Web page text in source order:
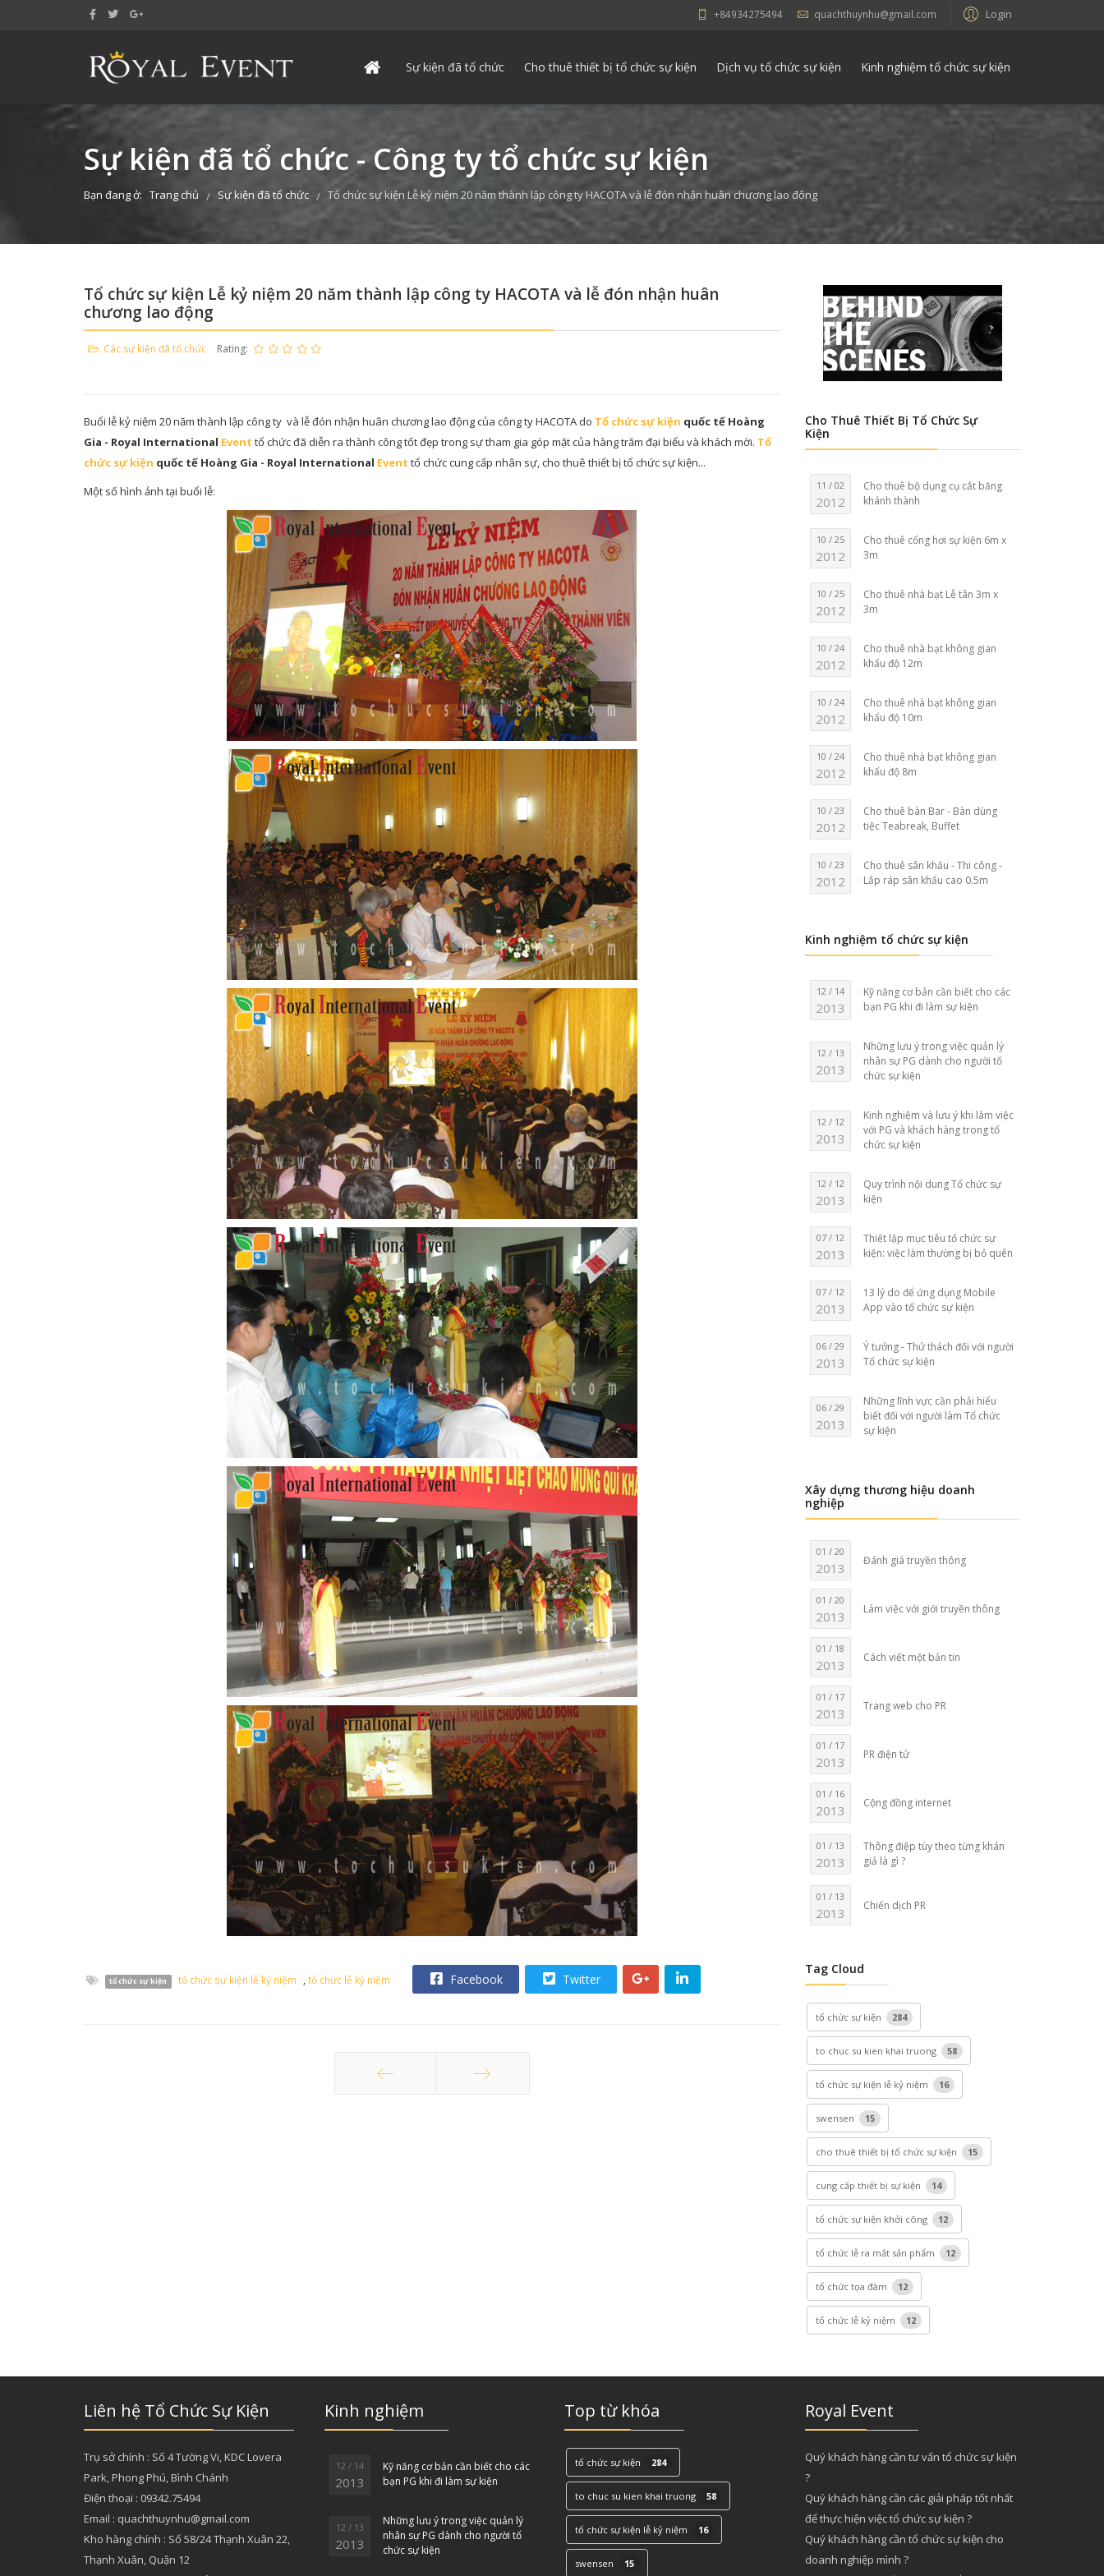
Login
+84934275494 quachthuynhu@gmail.com
Sự kiện đã tổ chức Cho thuê thiết bị tổ chức sự kiện Dịch vụ tổ chức sự kiện Kinh nghiệm tổ chức sự kiện
Sự kiện đã tổ chức - Công ty tổ chức sự kiện
Bạn đang ở: Trang chủ / Sự kiện đã tổ chức / Tổ chức sự kiện Lễ kỷ niệm 20 năm thành lập công ty HACOTA và lễ đón nhận huân chương lao động
Tổ chức sự kiện Lễ kỷ niệm 20 năm thành lập công ty HACOTA và lễ đón nhận huân
chương lao động
Các sự kiện đã tổ chức Rating:
Buổi lễ kỷ niệm 20 năm thành lập công ty và lễ đón nhận huân chương lao động của công ty HACOTA do Tổ chức sự kiện quốc tế Hoàng
Gia - Royal International Event tổ chức đã diễn ra thành công tốt đẹp trong sự tham gia góp mặt của hàng trăm đại biểu và khách mời. Tổ
chức sự kiện quốc tế Hoàng Gia - Royal International Event tổ chức cung cấp nhân sự, cho thuê thiết bị tổ chức sự kiện...
Một số hình ảnh tại buổi lễ:
tổ chức sự kiện tổ chức sự kiện lễ kỷ niệm tổ chức lễ kỷ niệm Facebook Twitter
Cho Thuê Thiết Bị Tổ Chức Sự
Kiện
11 / 02
2012
Cho thuê bộ dụng cụ cắt băng
khánh thành
10 / 25
2012
Cho thuê cổng hơi sự kiện 6m x
3m
10 / 25
2012
Cho thuê nhà bạt Lễ tân 3m x
3m
10 / 24
2012
Cho thuê nhà bạt không gian
khẩu độ 12m
10 / 24
2012
Cho thuê nhà bạt không gian
khẩu độ 10m
10 / 24
2012
Cho thuê nhà bạt không gian
khẩu độ 8m
10 / 23
2012
Cho thuê bàn Bar - Bàn dùng
tiệc Teabreak, Buffet
10 / 23
2012
Cho thuê sân khấu - Thi công -
Lắp ráp sân khấu cao 0.5m
Kinh nghiệm tổ chức sự kiện
12 / 14
2013
Kỹ năng cơ bản cần biết cho các
bạn PG khi đi làm sự kiện
12 / 13
2013
Những lưu ý trong việc quản lý
nhân sự PG dành cho người tổ
chức sự kiện
12 / 12
2013
Kinh nghiệm và lưu ý khi làm việc
với PG và khách hàng trong tổ
chức sự kiện
12 / 12
2013
Quy trình nội dung Tổ chức sự
kiện
07 / 12
2013
Thiết lập mục tiêu tổ chức sự
kiện: việc làm thường bị bỏ quên
07 / 12
2013
13 lý do để ứng dụng Mobile
App vào tổ chức sự kiện
06 / 29
2013
Ý tưởng - Thử thách đối với người
Tổ chức sự kiện
06 / 29
2013
Những lĩnh vực cần phải hiểu
biết đối với người làm Tổ chức
sự kiện
Xây dựng thương hiệu doanh
nghiệp
01 / 20
2013 Đánh giá truyền thông
01 / 20
2013 Làm việc với giới truyền thông
01 / 18
2013 Cách viết một bản tin
01 / 17
2013 Trang web cho PR
01 / 17
2013 PR điện tử
01 / 16
2013 Cộng đồng internet
01 / 13
2013
Thông điệp tùy theo từng khán
giả là gì ?
01 / 13
2013 Chiến dịch PR
Tag Cloud
tổ chức sự kiện 284
to chuc su kien khai truong 58
tổ chức sự kiện lễ kỷ niệm 16
swensen 15
cho thuê thiết bị tổ chức sự kiện 15
cung cấp thiết bị sự kiện 14
tổ chức sự kiện khởi công 12
tổ chức lễ ra mắt sản phẩm 12
tổ chức tọa đàm 12
tổ chức lễ kỷ niệm 12
Liên hệ Tổ Chức Sự Kiện
Trụ sở chính : Số 4 Tường Vi, KDC Lovera
Park, Phong Phú, Bình Chánh
Điện thoại : 09342.75494
Email : quachthuynhu@gmail.com
Kho hàng chính : Số 58/24 Thạnh Xuân 22,
Thạnh Xuân, Quận 12
Kinh nghiệm
12 / 14
2013
Kỹ năng cơ bản cần biết cho các
bạn PG khi đi làm sự kiện
12 / 13
2013
Những lưu ý trong việc quản lý
nhân sự PG dành cho người tổ
chức sự kiện
Top từ khóa
tổ chức sự kiện 284
to chuc su kien khai truong 58
tổ chức sự kiện lễ kỷ niệm 16
swensen 15
Royal Event
Quý khách hàng cần tư vấn tổ chức sự kiện
?
Quý khách hàng cần các giải pháp tốt nhất
để thực hiện việc tổ chức sự kiện ?
Quý khách hàng cần tổ chức sự kiện cho
doanh nghiệp mình ?